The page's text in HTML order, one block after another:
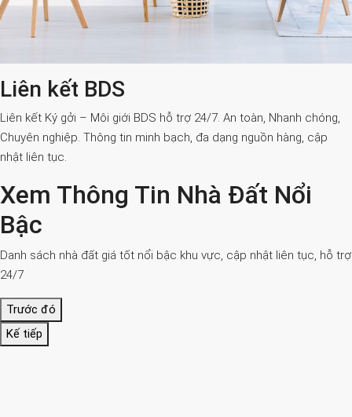
Liên kết BDS
Liên kết Ký gởi – Môi giới BDS hỗ trợ 24/7. An toàn, Nhanh chóng,
Chuyên nghiệp. Thông tin minh bạch, đa dạng nguồn hàng, cập
nhật liên tục.
Xem Thông Tin Nhà Đất Nổi
Bậc
Danh sách nhà đất giá tốt nổi bậc khu vực, cập nhật liên tục, hỗ trợ
24/7
Trước đó
Kế tiếp